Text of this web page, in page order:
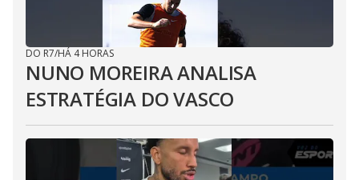
DO R7/HÁ 4 HORAS
NUNO MOREIRA ANALISA
ESTRATÉGIA DO VASCO